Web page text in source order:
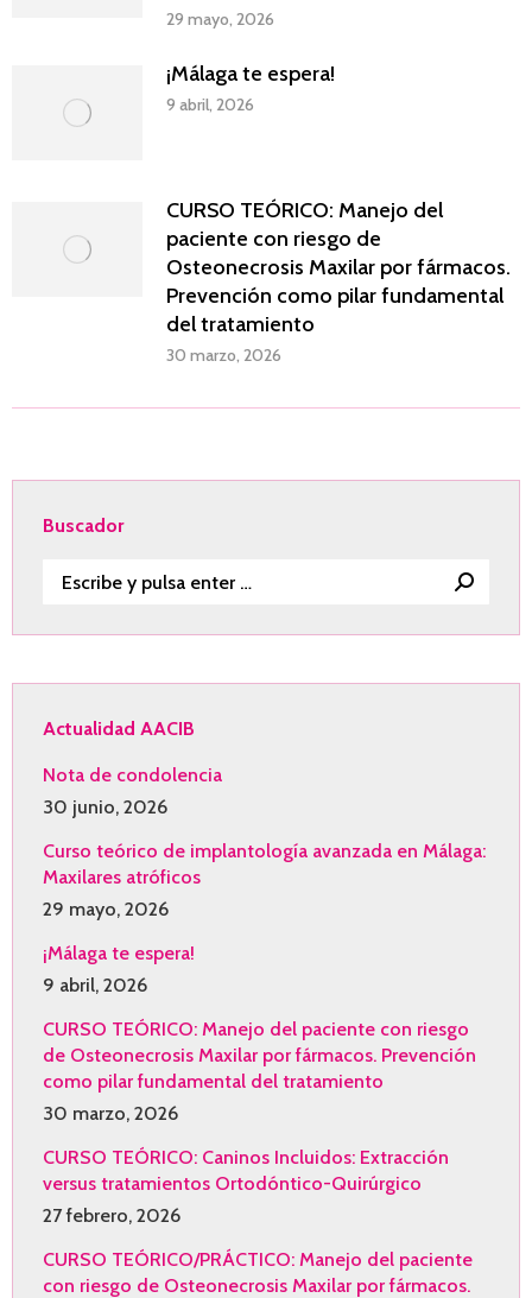
29 mayo, 2026
¡Málaga te espera!
9 abril, 2026
CURSO TEÓRICO: Manejo del
paciente con riesgo de
Osteonecrosis Maxilar por fármacos.
Prevención como pilar fundamental
del tratamiento
30 marzo, 2026
Buscador
Buscar:
Actualidad AACIB
Nota de condolencia
30 junio, 2026
Curso teórico de implantología avanzada en Málaga:
Maxilares atróficos
29 mayo, 2026
¡Málaga te espera!
9 abril, 2026
CURSO TEÓRICO: Manejo del paciente con riesgo
de Osteonecrosis Maxilar por fármacos. Prevención
como pilar fundamental del tratamiento
30 marzo, 2026
CURSO TEÓRICO: Caninos Incluidos: Extracción
versus tratamientos Ortodóntico-Quirúrgico
27 febrero, 2026
CURSO TEÓRICO/PRÁCTICO: Manejo del paciente
con riesgo de Osteonecrosis Maxilar por fármacos.